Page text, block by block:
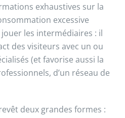
exhaustives sur la
excessive
jouer les intermédiaires : il
des visiteurs avec un ou
(et favorise aussi la
d’un réseau de
deux grandes formes :